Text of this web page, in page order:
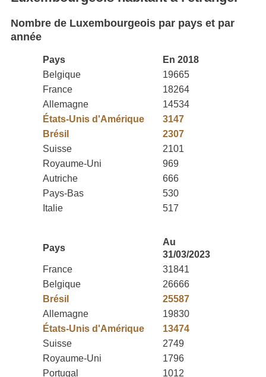
Nombre de Luxembourgeois par pays et par
année
Pays
En 2018
Belgique
19665
France
18264
Allemagne
14534
États-Unis d'Amérique
3147
Brésil
2307
Suisse
2101
Royaume-Uni
969
Autriche
666
Pays-Bas
530
Italie
517
Pays
Au
31/03/2023
France
31841
Belgique
26666
Brésil
25587
Allemagne
19830
États-Unis d'Amérique
13474
Suisse
2749
Royaume-Uni
1796
Portugal
1012